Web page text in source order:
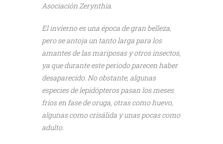
Asociación Zerynthia.
El invierno es una época de gran belleza,
pero se antoja un tanto larga para los
amantes de las mariposas y otros insectos,
ya que durante este periodo parecen haber
desaparecido. No obstante, algunas
especies de lepidópteros pasan los meses
fríos en fase de oruga, otras como huevo,
algunas como crisálida y unas pocas como
adulto.